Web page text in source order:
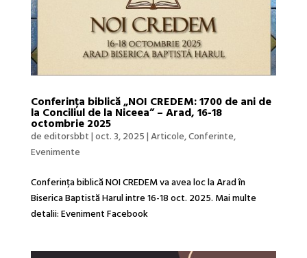
Conferința biblică „NOI CREDEM: 1700 de ani de
la Conciliul de la Niceea” – Arad, 16-18
octombrie 2025
deeditorsbbt|oct. 3, 2025|Articole,Conferinte,
Evenimente
Conferința biblică NOI CREDEM va avea loc la Arad în
Biserica Baptistă Harul intre 16-18 oct. 2025. Mai multe
detalii: Eveniment Facebook